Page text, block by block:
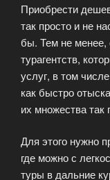
Приобрести
так просто и не
бы. Тем не менее,
турагентств,
услуг, в том
как быстро
их множества так
Для этого нужно
где можно с
туры в дальние